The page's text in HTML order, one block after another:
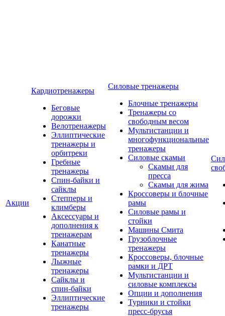
Акции
Кардиотренажеры
Беговые
дорожки
Велотренажеры
Эллиптические
тренажеры и
орбитреки
Гребные
тренажеры
Спин-байки и
сайклы
Степперы и
климберы
Аксессуары и
дополнения к
тренажерам
Канатные
тренажеры
Лыжные
тренажеры
Сайклы и
спин-байки
Эллиптические
тренажеры
Силовые тренажеры
Блочные тренажеры
Тренажеры со
свободным весом
Мультистанции и
многофункциональные
тренажеры
Силовые скамьи
Скамьи для
пресса
Скамьи для жима
Кроссоверы и блочные
рамы
Силовые рамы и
стойки
Машины Смита
Грузоблочные
тренажеры
Кроссоверы, блочные
рамки и ДРТ
Мультистанции и
силовые комплексы
Опции и дополнения
Турники и стойки
пресс-брусья